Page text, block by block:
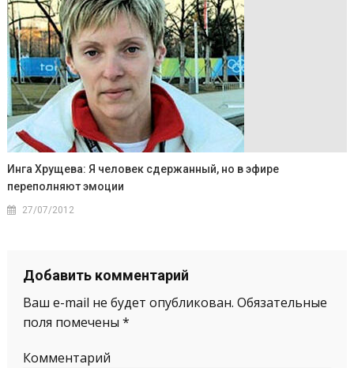
Инга Хрущева: Я человек сдержанный, но в эфире
переполняют эмоции
27/07/2012
Добавить комментарий
Ваш e-mail не будет опубликован. Обязательные
поля помечены *
Комментарий